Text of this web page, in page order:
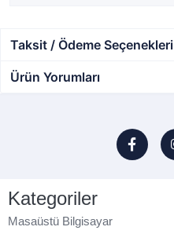
Taksit / Ödeme Seçenekleri
Ürün Yorumları
Kategoriler
Masaüstü Bilgisayar